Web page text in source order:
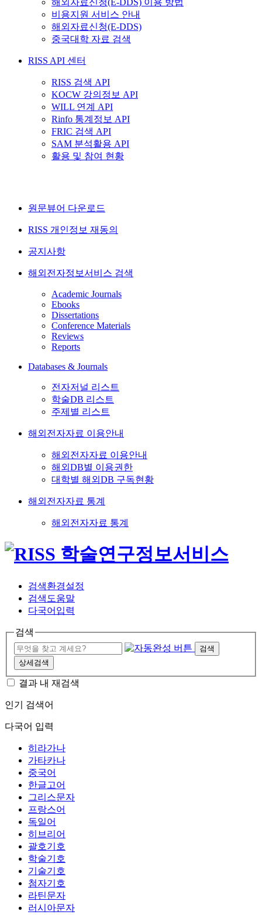
해외자료신청(E-DDS) 이용 방법
비용지원 서비스 안내
해외자료신청(E-DDS)
중국대학 자료 검색
RISS API 센터
RISS 검색 API
KOCW 강의정보 API
WILL 연계 API
Rinfo 통계정보 API
FRIC 검색 API
SAM 분석활용 API
활용 및 참여 현황
원문뷰어 다운로드
RISS 개인정보 재동의
공지사항
해외전자정보서비스 검색
Academic Journals
Ebooks
Dissertations
Conference Materials
Reviews
Reports
Databases & Journals
전자저널 리스트
학술DB 리스트
주제별 리스트
해외전자자료 이용안내
해외전자자료 이용안내
해외DB별 이용권한
대학별 해외DB 구독현황
해외전자자료 통계
해외전자자료 통계
검색환경설정
검색도움말
다국어입력
검색
검색
상세검색
결과 내 재검색
인기 검색어
다국어 입력
히라가나
가타카나
중국어
한글고어
그리스문자
프랑스어
독일어
히브리어
괄호기호
학술기호
기술기호
첨자기호
라틴문자
러시아문자